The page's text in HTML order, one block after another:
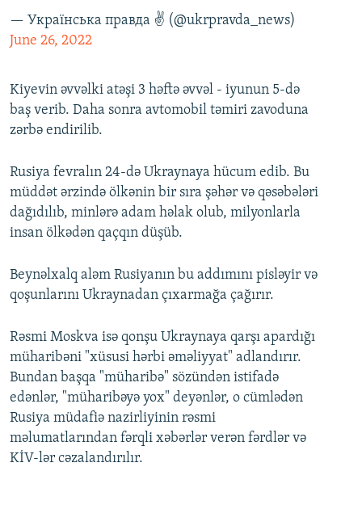
— Українська правда ✌️ (@ukrpravda_news)
June 26, 2022
Kiyevin əvvəlki atəşi 3 həftə əvvəl - iyunun 5-də
baş verib. Daha sonra avtomobil təmiri zavoduna
zərbə endirilib.
Rusiya fevralın 24-də Ukraynaya hücum edib. Bu
müddət ərzində ölkənin bir sıra şəhər və qəsəbələri
dağıdılıb, minlərə adam həlak olub, milyonlarla
insan ölkədən qaçqın düşüb.
Beynəlxalq aləm Rusiyanın bu addımını pisləyir və
qoşunlarını Ukraynadan çıxarmağa çağırır.
Rəsmi Moskva isə qonşu Ukraynaya qarşı apardığı
müharibəni "xüsusi hərbi əməliyyat" adlandırır.
Bundan başqa "müharibə" sözündən istifadə
edənlər, "müharibəyə yox" deyənlər, o cümlədən
Rusiya müdafiə nazirliyinin rəsmi
məlumatlarından fərqli xəbərlər verən fərdlər və
KİV-lər cəzalandırılır.